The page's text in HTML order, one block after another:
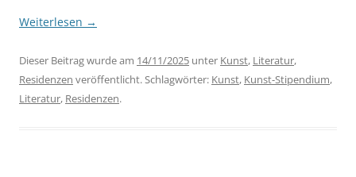
Weiterlesen →
Dieser Beitrag wurde am 14/11/2025 unter Kunst, Literatur,
Residenzen veröffentlicht. Schlagwörter: Kunst, Kunst-Stipendium,
Literatur, Residenzen.